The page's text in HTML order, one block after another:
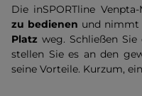
Die inSPORTline
zu bedienen und nimmt
Platz weg. Schließen Sie
stellen Sie es an den
seine Vorteile. Kurzum,